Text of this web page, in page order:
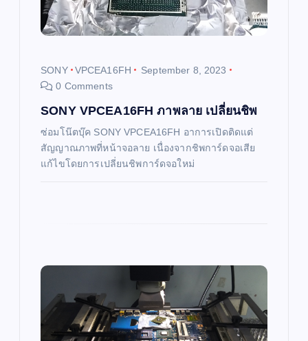
SONY VPCEA16FH
September 8, 2023
0 Comments
SONY VPCEA16FH ภาพลาย เปลี่ยนชิพ
ซ่อมโน๊ตบุ๊ค SONY VPCEA16FH อาการเปิดติดแต่
สัญญาณภาพที่หน้าจอลาย เนื่องจากชิพการ์ดจอเสีย
แก้ไขโดยการเปลี่ยนชิพการ์ดจอใหม่